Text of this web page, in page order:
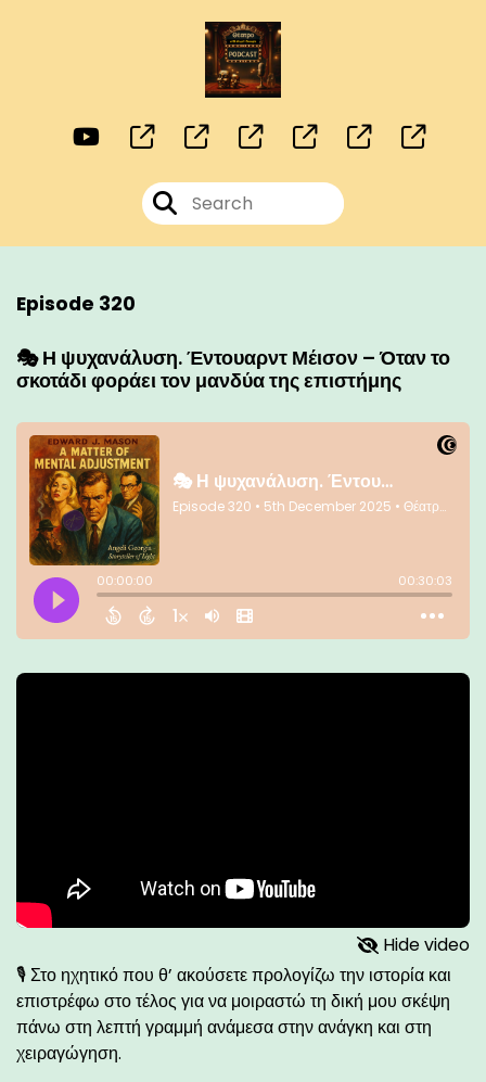
Episode 320
🎭 Η ψυχανάλυση. Έντουαρντ Μέισον – Όταν το
σκοτάδι φοράει τον μανδύα της επιστήμης
Hide video
🎙️ Στο ηχητικό που θ’ ακούσετε προλογίζω την ιστορία και
επιστρέφω στο τέλος για να μοιραστώ τη δική μου σκέψη
πάνω στη λεπτή γραμμή ανάμεσα στην ανάγκη και στη
χειραγώγηση.